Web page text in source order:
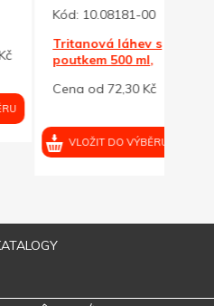
Kód:10.08181-00
Tritanová láhev s
poutkem 500 ml,
Cena od 72,30 Kč
VLOŽIT DO VÝBĚRU